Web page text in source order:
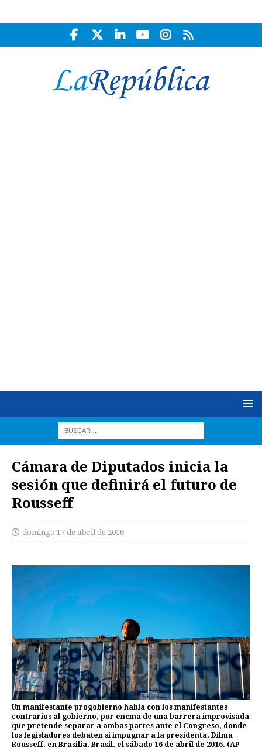
Cámara de Diputados inicia la
sesión que definirá el futuro de
Rousseff
domingo 17 de abril de 2016
Un manifestante progobierno habla con los manifestantes
contrarios al gobierno, por encma de una barrera improvisada
que pretende separar a ambas partes ante el Congreso, donde
los legisladores debaten si impugnar a la presidenta, Dilma
Rousseff, en Brasilia, Brasil, el sábado 16 de abril de 2016. (AP